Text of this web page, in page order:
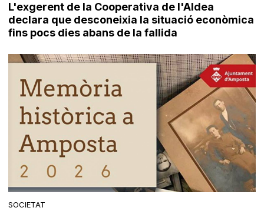
L'exgerent de la Cooperativa de l'Aldea
declara que desconeixia la situació econòmica
fins pocs dies abans de la fallida
SOCIETAT